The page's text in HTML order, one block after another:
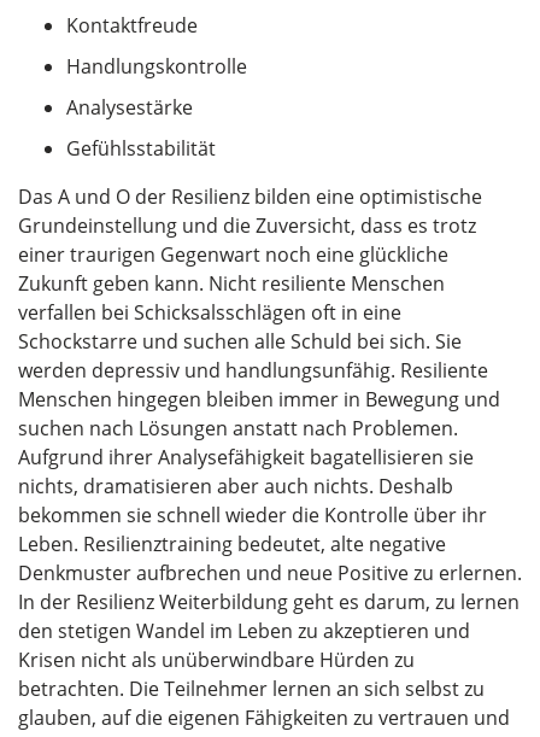
Kontaktfreude
Handlungskontrolle
Analysestärke
Gefühlsstabilität
Das A und O der Resilienz bilden eine optimistische
Grundeinstellung und die Zuversicht, dass es trotz
einer traurigen Gegenwart noch eine glückliche
Zukunft geben kann. Nicht resiliente Menschen
verfallen bei Schicksalsschlägen oft in eine
Schockstarre und suchen alle Schuld bei sich. Sie
werden depressiv und handlungsunfähig. Resiliente
Menschen hingegen bleiben immer in Bewegung und
suchen nach Lösungen anstatt nach Problemen.
Aufgrund ihrer Analysefähigkeit bagatellisieren sie
nichts, dramatisieren aber auch nichts. Deshalb
bekommen sie schnell wieder die Kontrolle über ihr
Leben. Resilienztraining bedeutet, alte negative
Denkmuster aufbrechen und neue Positive zu erlernen.
In der Resilienz Weiterbildung geht es darum, zu lernen
den stetigen Wandel im Leben zu akzeptieren und
Krisen nicht als unüberwindbare Hürden zu
betrachten. Die Teilnehmer lernen an sich selbst zu
glauben, auf die eigenen Fähigkeiten zu vertrauen und